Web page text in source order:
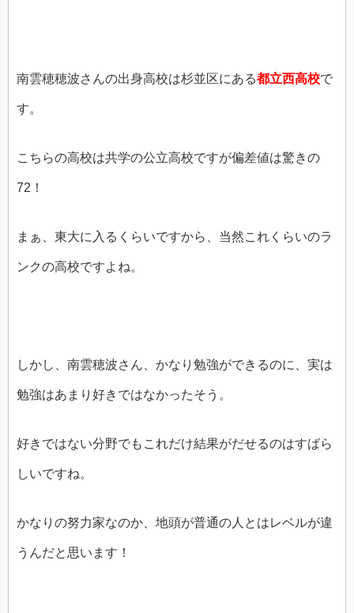
南雲穂穂波さんの出身高校は杉並区にある都立西高校で
す。
こちらの高校は共学の公立高校ですが偏差値は驚きの
72！
まぁ、東大に入るくらいですから、当然これくらいのラ
ンクの高校ですよね。
しかし、南雲穂波さん、かなり勉強ができるのに、実は
勉強はあまり好きではなかったそう。
好きではない分野でもこれだけ結果がだせるのはすばら
しいですね。
かなりの努力家なのか、地頭が普通の人とはレベルが違
うんだと思います！